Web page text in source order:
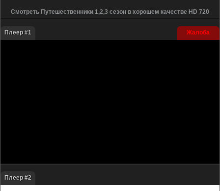
Смотреть Путешественники 1,2,3 сезон в хорошем качестве HD 720
Плеер #1 Жалоба
Плеер #2